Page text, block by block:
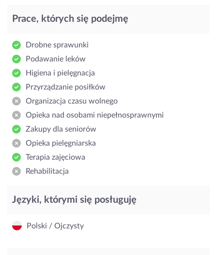
Prace, których się podejmę
Drobne sprawunki
Podawanie leków
Higiena i pielęgnacja
Przyrządzanie posiłków
Organizacja czasu wolnego
Opieka nad osobami niepełnosprawnymi
Zakupy dla seniorów
Opieka pielęgniarska
Terapia zajęciowa
Rehabilitacja
Języki, którymi się posługuję
Polski / Ojczysty